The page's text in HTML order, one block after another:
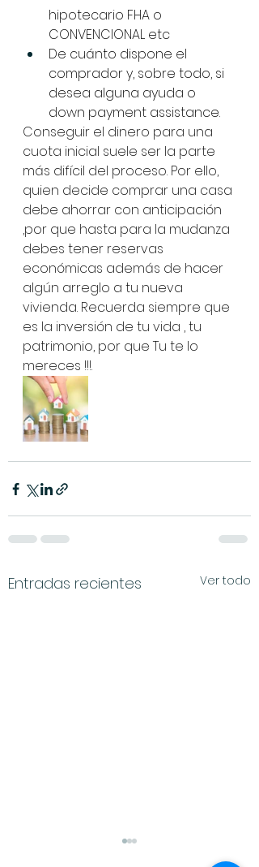
hipotecario FHA o
CONVENCIONAL etc
De cuánto dispone el
comprador y, sobre todo, si
desea alguna ayuda o
down payment assistance.
Conseguir el dinero para una
cuota inicial suele ser la parte
más difícil del proceso. Por ello,
quien decide comprar una casa
debe ahorrar con anticipación
,por que hasta para la mudanza
debes tener reservas
económicas además de hacer
algún arreglo a tu nueva
vivienda. Recuerda siempre que
es la inversión de tu vida , tu
patrimonio, por que Tu te lo
mereces !!!.
Entradas recientes Ver todo